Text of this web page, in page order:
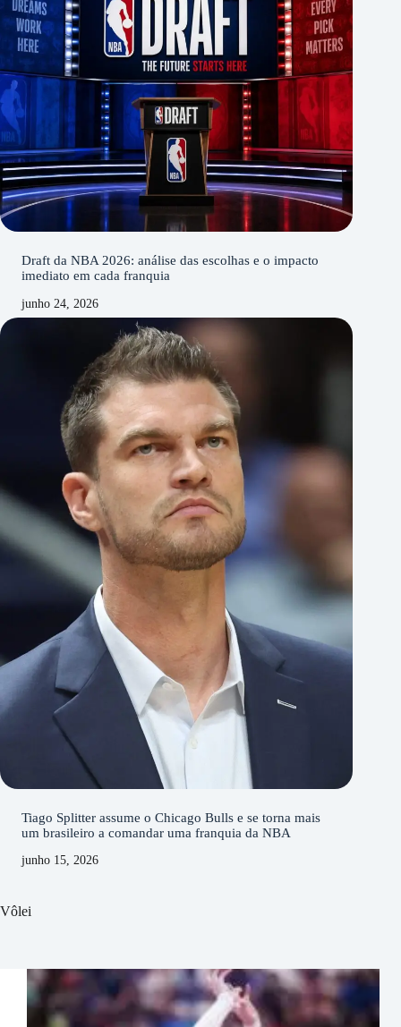
Draft da NBA 2026: análise das escolhas e o impacto
imediato em cada franquia
junho 24, 2026
Tiago Splitter assume o Chicago Bulls e se torna mais
um brasileiro a comandar uma franquia da NBA
junho 15, 2026
Vôlei